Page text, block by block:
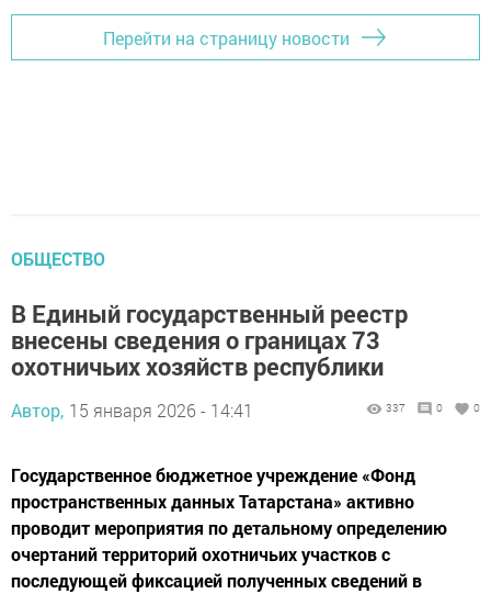
Перейти на страницу новости
ОБЩЕСТВО
В Единый государственный реестр
внесены сведения о границах 73
охотничьих хозяйств республики
Автор, 15 января 2026 - 14:41 337 0 0
Государственное бюджетное учреждение «Фонд
пространственных данных Татарстана» активно
проводит мероприятия по детальному определению
очертаний территорий охотничьих участков с
последующей фиксацией полученных сведений в